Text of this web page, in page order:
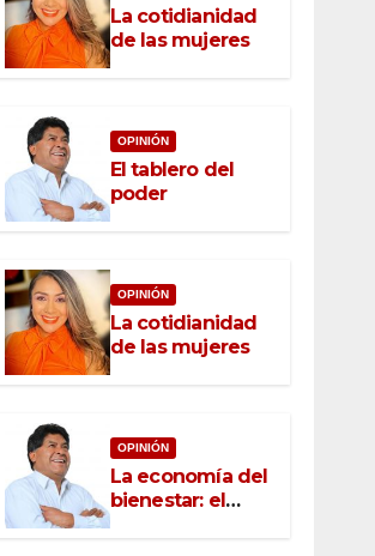
La cotidianidad
de las mujeres
OPINIÓN
El tablero del
poder
OPINIÓN
La cotidianidad
de las mujeres
OPINIÓN
La economía del
bienestar: el
nuevo rostro del